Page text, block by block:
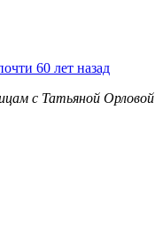
60 лет назад
с Татьяной Орловой